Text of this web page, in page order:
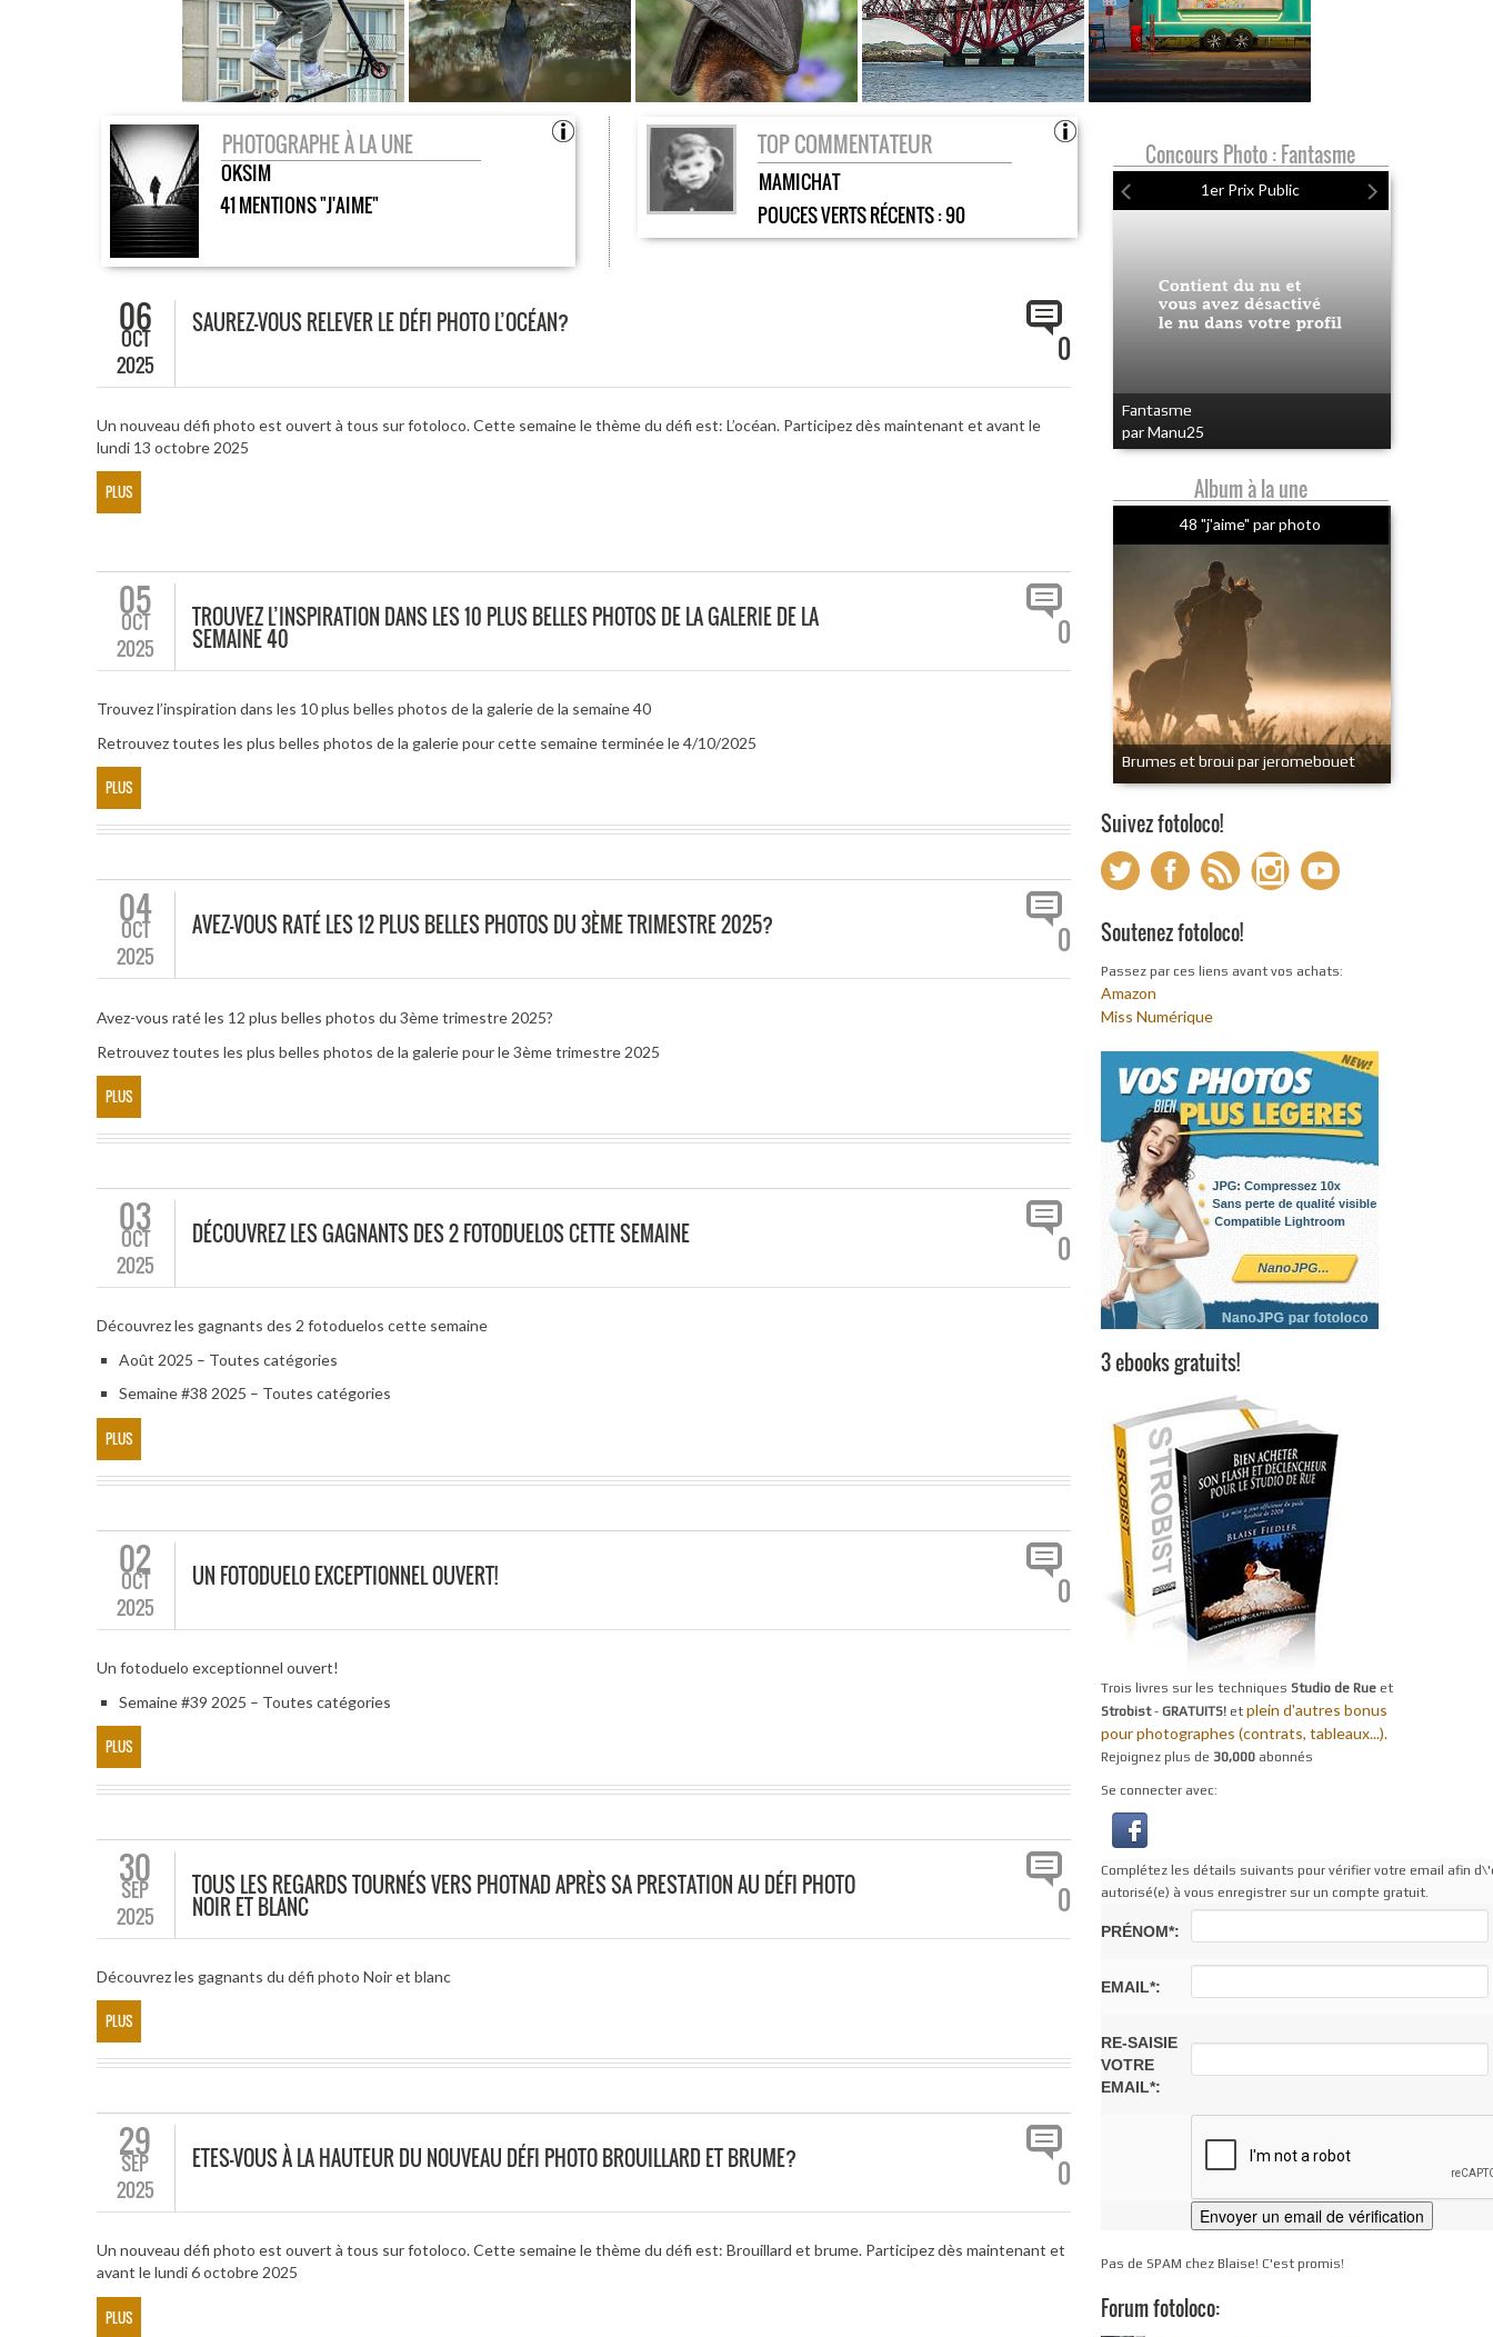
PHOTOGRAPHE À LA UNE
OKSIM
41 MENTIONS "J'AIME"
TOP COMMENTATEUR
MAMICHAT
POUCES VERTS RÉCENTS :90
06
OCT
2025
SAUREZ-VOUS RELEVER LE DÉFI PHOTO L’OCÉAN?
0
Un nouveau défi photo est ouvert à tous sur fotoloco. Cette semaine le thème du défi est: L’océan. Participez dès maintenant et avant le
lundi 13 octobre 2025
PLUS
05
OCT
2025
TROUVEZ L’INSPIRATION DANS LES 10 PLUS BELLES PHOTOS DE LA GALERIE DE LA
SEMAINE 40 0
Trouvez l’inspiration dans les 10 plus belles photos de la galerie de la semaine 40
Retrouvez toutes les plus belles photos de la galerie pour cette semaine terminée le 4/10/2025
PLUS
04
OCT
2025
AVEZ-VOUS RATÉ LES 12 PLUS BELLES PHOTOS DU 3ÈME TRIMESTRE 2025? 0
Avez-vous raté les 12 plus belles photos du 3ème trimestre 2025?
Retrouvez toutes les plus belles photos de la galerie pour le 3ème trimestre 2025
PLUS
03
OCT
2025
DÉCOUVREZ LES GAGNANTS DES 2 FOTODUELOS CETTE SEMAINE 0
Découvrez les gagnants des 2 fotoduelos cette semaine
Août 2025 – Toutes catégories
Semaine #38 2025 – Toutes catégories
PLUS
02
OCT
2025
UN FOTODUELO EXCEPTIONNEL OUVERT! 0
Un fotoduelo exceptionnel ouvert!
Semaine #39 2025 – Toutes catégories
PLUS
30
SEP
2025
TOUS LES REGARDS TOURNÉS VERS PHOTNAD APRÈS SA PRESTATION AU DÉFI PHOTO
NOIR ET BLANC 0
Découvrez les gagnants du défi photo Noir et blanc
PLUS
29
SEP
2025
ETES-VOUS À LA HAUTEUR DU NOUVEAU DÉFI PHOTO BROUILLARD ET BRUME? 0
Un nouveau défi photo est ouvert à tous sur fotoloco. Cette semaine le thème du défi est: Brouillard et brume. Participez dès maintenant et
avant le lundi 6 octobre 2025
PLUS
Concours Photo : Fantasme
1er Prix Public
Fantasme
par Manu25
Album à la une
48 "j'aime" par photo
Brumes et broui par jeromebouet
Suivez fotoloco!
Soutenez fotoloco!
Passez par ces liens avant vos achats:
Amazon
Miss Numérique
3 ebooks gratuits!
Trois livres sur les techniques Studio de Rueet
Strobist- GRATUITS! et plein d'autres bonus
pour photographes (contrats, tableaux...).
Rejoignez plus de 30,000abonnés
Se connecter avec:
Complétez les détails suivants pour vérifier votre email afin
autorisé(e) à vous enregistrer sur un compte gratuit.
PRÉNOM*:
EMAIL*:
RE-SAISIE
VOTRE
EMAIL*:
Pas de SPAM chez Blaise! C'est promis!
Forum fotoloco: